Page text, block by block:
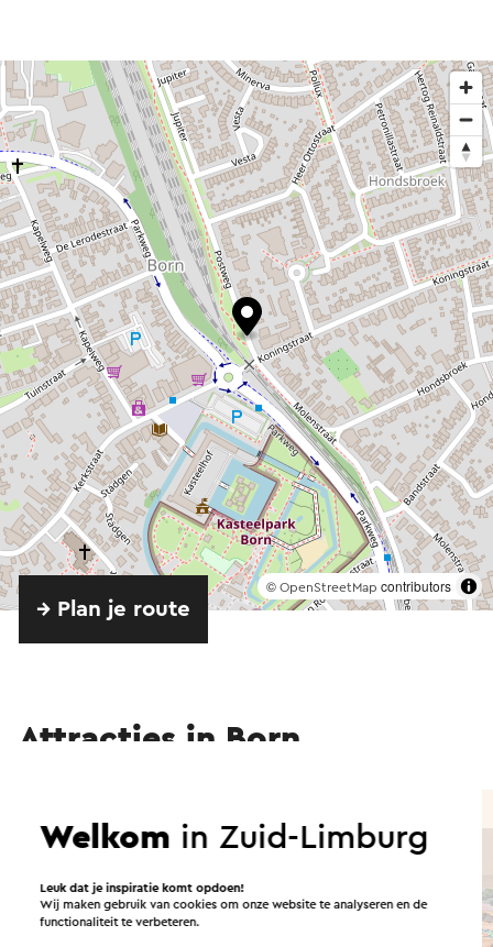
© OpenStreetMap contributors
→ Plan je route
Attracties in Born
Welkom in Zuid-Limburg
Leuk dat je inspiratie komt opdoen!
Wij maken gebruik van cookies om onze website te analyseren en de
functionaliteit te verbeteren.